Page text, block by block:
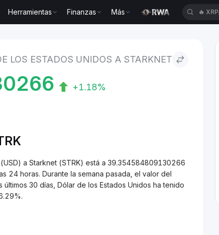
Herramientas Finanzas Más 🔥
LOS ESTADOS UNIDOS A STARKNET
+1.18%
a Starknet (STRK) está a 39.354584809130266
24 horas. Durante la semana pasada, el valor del
30 días, Dólar de los Estados Unidos ha tenido